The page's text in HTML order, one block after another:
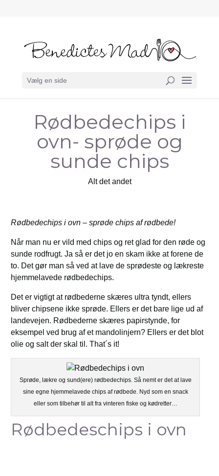
Vælg en side
Rødbedechips i
ovn- sprøde og
sunde chips
Alt det andet
Rødbedechips i ovn – sprøde chips af rødbede!
Når man nu er vild med chips og ret glad for den røde og
sunde rodfrugt. Ja så er det jo en skam ikke at forene de
to. Det gør man så ved at lave de sprødeste og lækreste
hjemmelavede rødbedechips.
Det er vigtigt at rødbederne skæres ultra tyndt, ellers
bliver chipsene ikke sprøde. Ellers er det bare lige ud af
landevejen. Rødbederne skæres papirstynde, for
eksempel ved brug af et mandolinjern? Ellers er det blot
olie og salt der skal til. That´s it!
Sprøde, lækre og sund(ere) rødbedechips. Så nemt er det at lave
sine egne hjemmelavede chips af rødbede. Nyd som en snack
eller som tilbehør til alt fra vinteren fiske og kødretter…
Rødbedeschips i ovn